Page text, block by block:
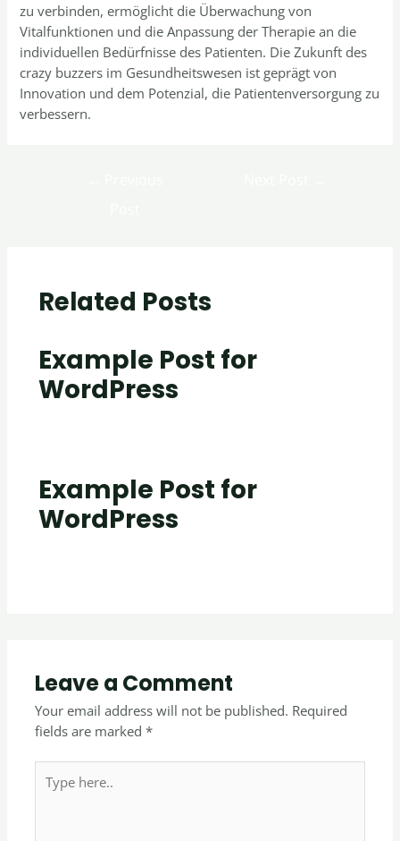
zu verbinden, ermöglicht die Überwachung von
Vitalfunktionen und die Anpassung der Therapie an die
individuellen Bedürfnisse des Patienten. Die Zukunft des
crazy buzzers im Gesundheitswesen ist geprägt von
Innovation und dem Potenzial, die Patientenversorgung zu
verbessern.
Related Posts
Example Post for
WordPress
Example Post for
WordPress
Leave a Comment
Your email address will not be published. Required
fields are marked*